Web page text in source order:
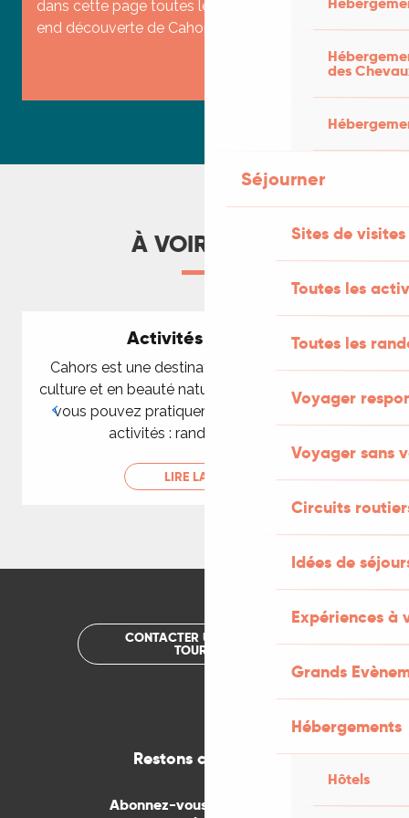
des
Séjourner
Sites de visites
Toutes les
Toutes les
Voyager
Voyager sans
Circuits
Idées de
Expériences à
Grands
Hébergements
Hôtels
dans cette page toutes les infos pour un week-
end découverte de Cahors. Tout...
À VOIR AUSSI
Activités à Cahors
Cahors est une destination riche en histoire, en
culture et en beauté naturelle. En plus de la visite,
vous pouvez pratiquer à Cahors de multiples
activités : randonnée à pied...
LIRE LA SUITE
CONTACTER UN OFFICE DE
TOURISME
Restons connectés
Abonnez-vous gratuitement